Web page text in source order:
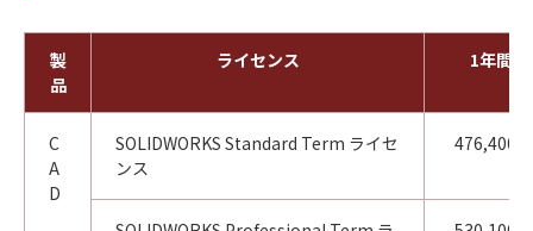
製
品
ライセンス 1年間
C
A
D
SOLIDWORKS Standard Term ライセ
ンス
476,400円